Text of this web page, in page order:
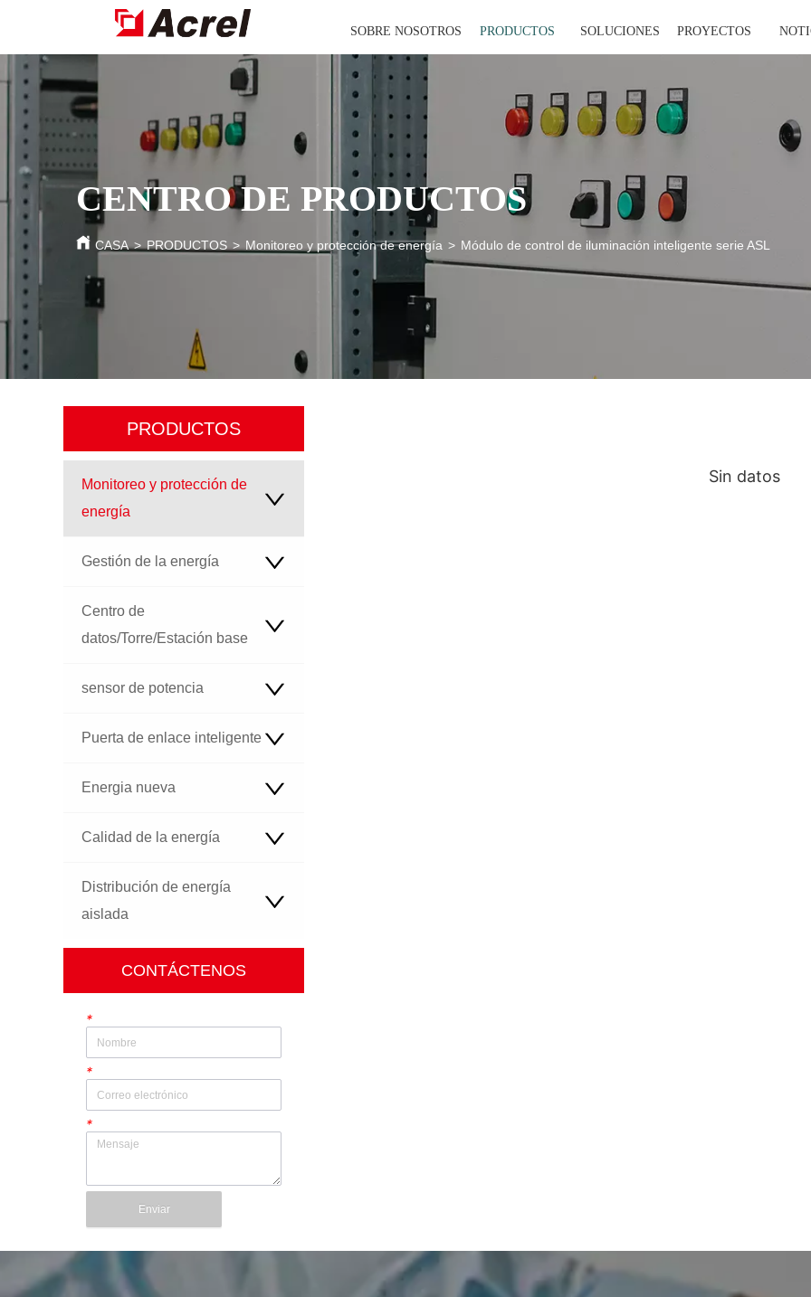
SOBRE NOSOTROS PRODUCTOS SOLUCIONES PROYECTOS
CENTRO DE PRODUCTOS
CASA > PRODUCTOS > Monitoreo y protección de energía > Módulo de control de iluminación inteligente serie ASL
PRODUCTOS
Monitoreo y protección de
energía
Gestión de la energía
Centro de
datos/Torre/Estación base
sensor de potencia
Puerta de enlace inteligente
Energia nueva
Calidad de la energía
Distribución de energía
aislada
CONTÁCTENOS
*
*
*
Enviar
Sin datos